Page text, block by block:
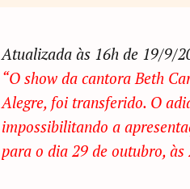
Atualizada às 16h de 19/9/
“O show da cantora Beth
Alegre, foi transferido. O
impossibilitando a
para o dia 29 de outubro, às